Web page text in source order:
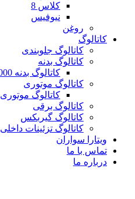
کلاس 8
نیوفیس
روغن
کاتالوگ
کاتالوگ جلوبندی
کاتالوگ بدنه
کاتالوگ بدنه 2000
کاتالوگ موتوری
کاتالوگ موتوری 2000
کاتالوگ برقی
کاتالوگ گیربکس
کاتالوگ تزئینات داخلی
ویتارا سواران
تماس با ما
درباره ما